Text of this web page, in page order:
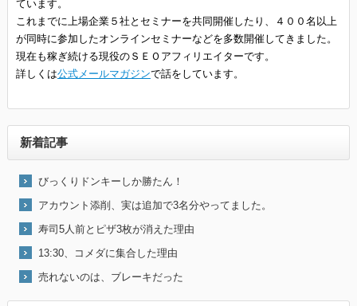
ています。
これまでに上場企業５社とセミナーを共同開催したり、４００名以上
が同時に参加したオンラインセミナーなどを多数開催してきました。
現在も稼ぎ続ける現役のＳＥＯアフィリエイターです。
詳しくは公式メールマガジンで話をしています。
新着記事
びっくりドンキーしか勝たん！
アカウント添削、実は追加で3名分やってました。
寿司5人前とピザ3枚が消えた理由
13:30、コメダに集合した理由
売れないのは、ブレーキだった